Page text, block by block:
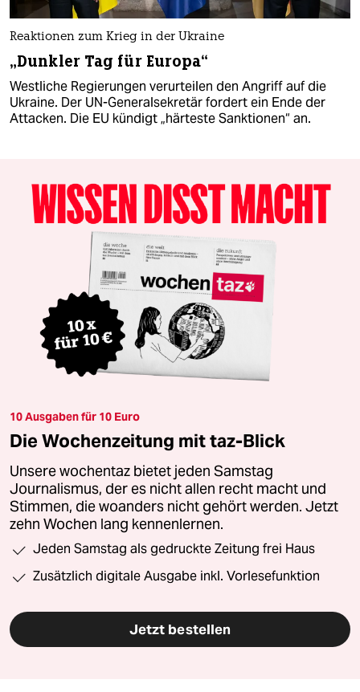
Reaktionen zum Krieg in der Ukraine
„Dunkler Tag für Europa“
Westliche Regierungen verurteilen den Angriff auf die
Ukraine. Der UN-Generalsekretär fordert ein Ende der
Attacken. Die EU kündigt „härteste Sanktionen“ an.
10 Ausgaben für 10 Euro
Die Wochenzeitung mit taz-Blick
Unsere wochentaz bietet jeden Samstag
Journalismus, der es nicht allen recht macht und
Stimmen, die woanders nicht gehört werden. Jetzt
zehn Wochen lang kennenlernen.
Jeden Samstag als gedruckte Zeitung frei Haus
Zusätzlich digitale Ausgabe inkl. Vorlesefunktion
Jetzt bestellen